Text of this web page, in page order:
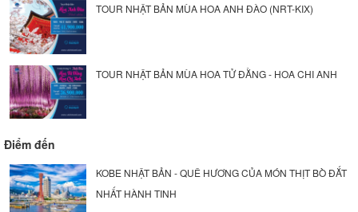
TOUR NHẬT BẢN MÙA HOA ANH ĐÀO (NRT-KIX)
TOUR NHẬT BẢN MÙA HOA TỬ ĐẰNG - HOA CHI ANH
Điểm đến
KOBE NHẬT BẢN - QUÊ HƯƠNG CỦA MÓN THỊT BÒ ĐẮT
NHẤT HÀNH TINH